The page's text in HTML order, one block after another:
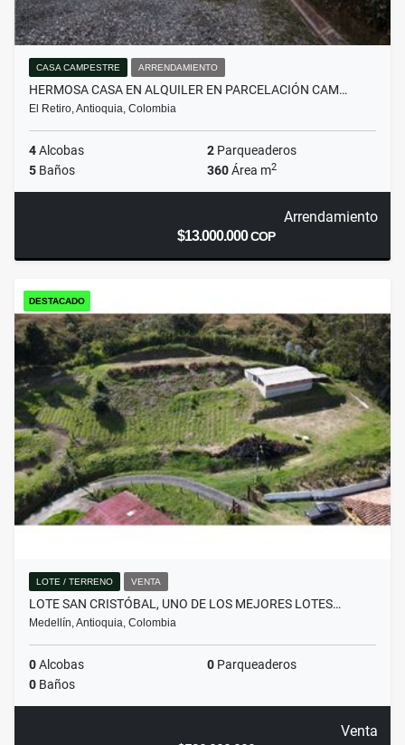
CASA CAMPESTRE ARRENDAMIENTO
HERMOSA CASA EN ALQUILER EN PARCELACIÓN CAM…
El Retiro, Antioquia, Colombia
4Alcobas 2 Parqueaderos
5 Baños 360Área m2
Arrendamiento
$13.000.000COP
DESTACADO
LOTE / TERRENO VENTA
LOTE SAN CRISTÓBAL, UNO DE LOS MEJORES LOTES…
Medellín, Antioquia, Colombia
0Alcobas 0 Parqueaderos
0 Baños
Venta